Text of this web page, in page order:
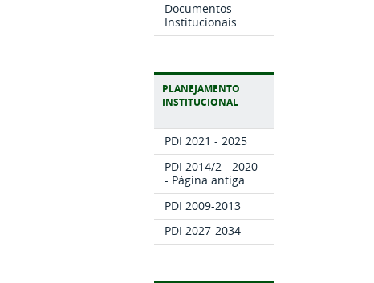
Documentos
Institucionais
PLANEJAMENTO
INSTITUCIONAL
PDI 2021 - 2025
PDI 2014/2 - 2020
- Página antiga
PDI 2009-2013
PDI 2027-2034